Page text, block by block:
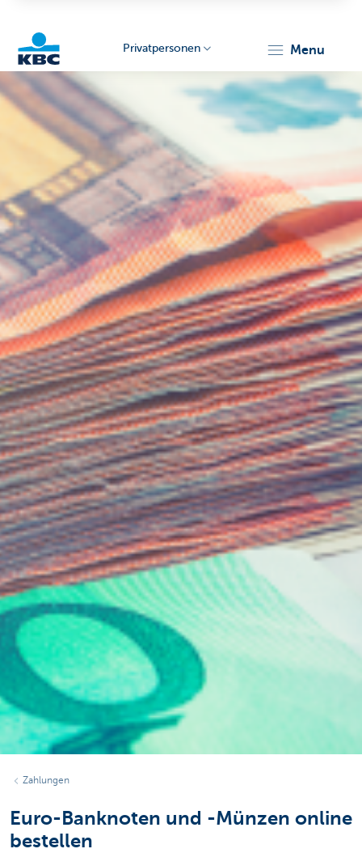
Particulieren
Privatpersonen menu
Zahlungen
Euro-Banknoten und -Münzen online
bestellen